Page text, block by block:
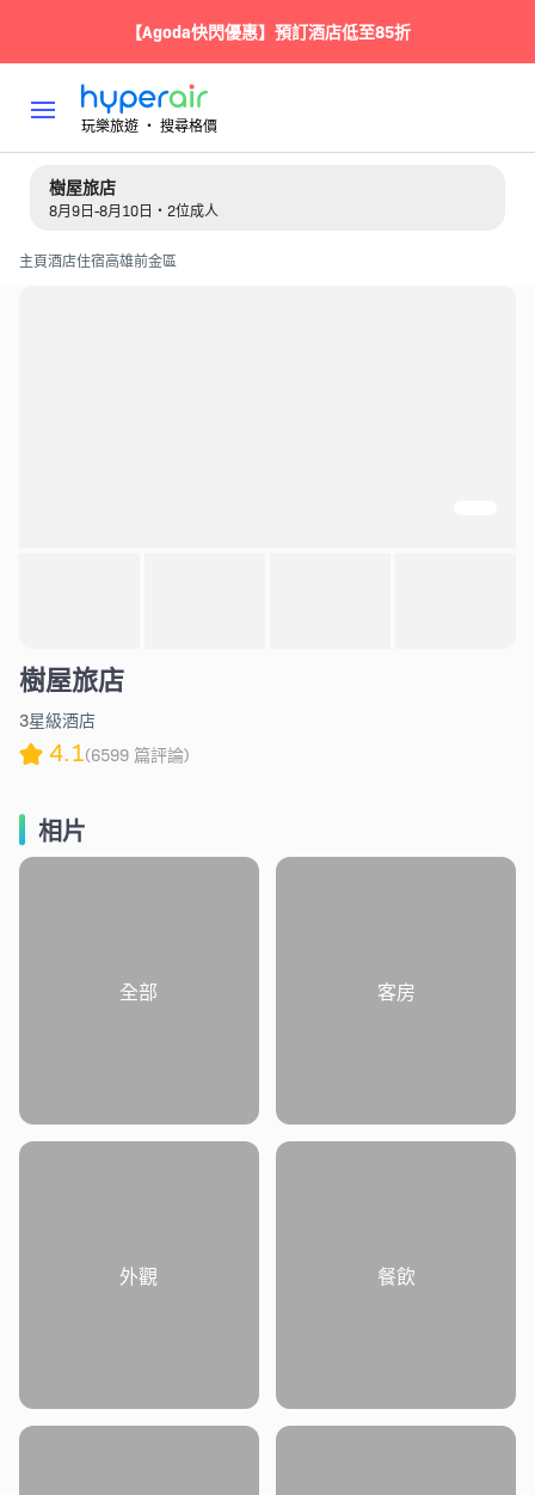
【Agoda快閃優惠】預訂酒店低至85折
玩樂旅遊 ‧ 搜尋格價
樹屋旅店
8月9日-8月10日・2位成人
主頁酒店住宿高雄前金區
樹屋旅店
3星級酒店
4.1(6599 篇評論)
相片
全部 客房
外觀 餐飲